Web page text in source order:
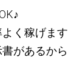
♪
く稼げます
があるから